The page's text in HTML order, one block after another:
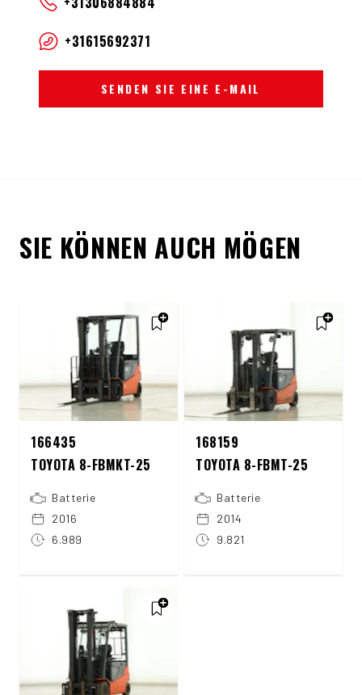
+31615692371
SENDEN SIE EINE E-MAIL
SIE KÖNNEN AUCH MÖGEN
166435
TOYOTA 8-FBMKT-25
Batterie
2016
6.989
168159
TOYOTA 8-FBMT-25
Batterie
2014
9.821